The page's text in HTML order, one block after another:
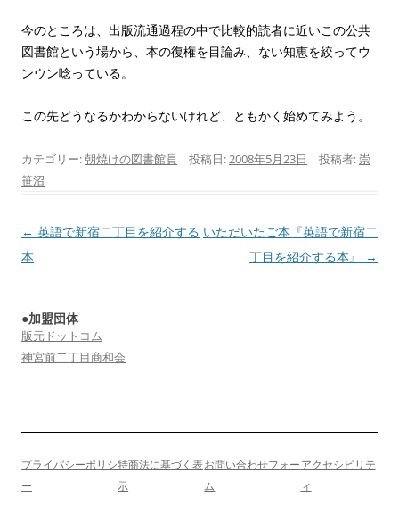
今のところは、出版流通過程の中で比較的読者に近いこの公共
図書館という場から、本の復権を目論み、ない知恵を絞ってウ
ンウン唸っている。
この先どうなるかわからないけれど、ともかく始めてみよう。
カテゴリー:朝焼けの図書館員 | 投稿日: 2008年5月23日 | 投稿者:崇
笹沼
投
稿
ゲ
ー
ン
← 英語で新宿二丁目を紹介する
本
いただいたご本『英語で新宿二
丁目を紹介する本』
→
●加盟団体
版元ドットコム
神宮前二丁目商和会
プライバシーポリシ
ー
特商法に基づく表
示
お問い合わせフォー
ム
アクセシビリテ
ィ